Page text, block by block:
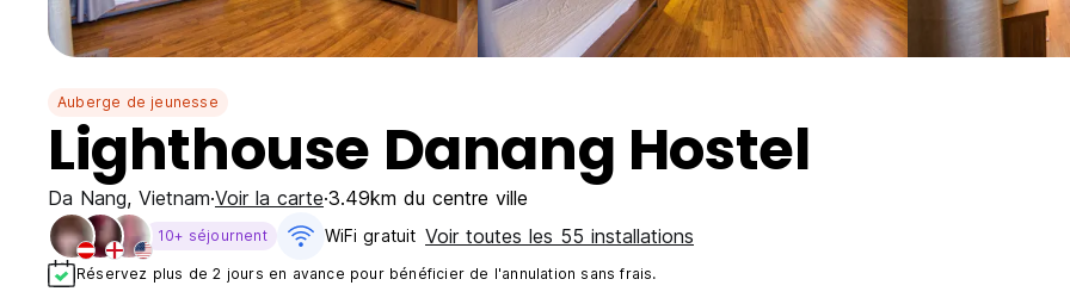
Auberge de jeunesse
Lighthouse Danang Hostel
Da Nang, Vietnam Voir la carte 3.49km du centre ville
10+ séjournent WiFi gratuit Voir toutes les 55 installations
Réservez plus de 2 jours en avance pour bénéficier de l'annulation sans frais.